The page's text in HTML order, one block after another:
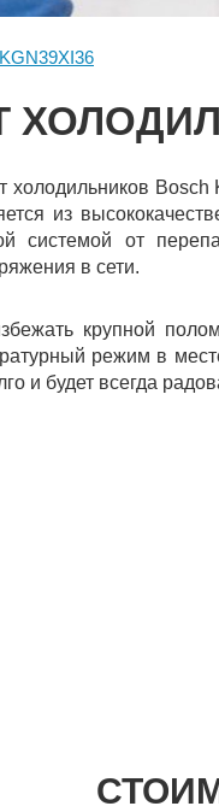
KGN39XI36
холодильников
из
системой от
в сети.
крупной
режим в
и будет всегда